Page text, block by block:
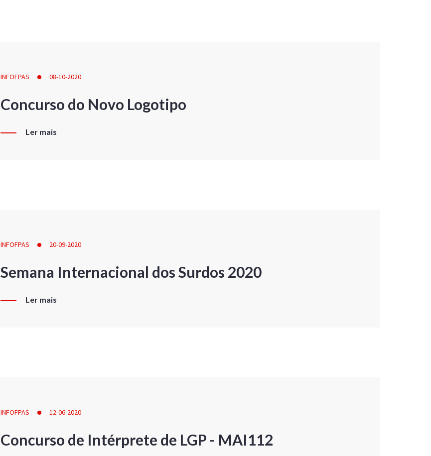
INFOFPAS 08-10-2020
Concurso do Novo Logotipo
Ler mais
INFOFPAS 20-09-2020
Semana Internacional dos Surdos 2020
Ler mais
INFOFPAS 12-06-2020
Concurso de Intérprete de LGP - MAI112